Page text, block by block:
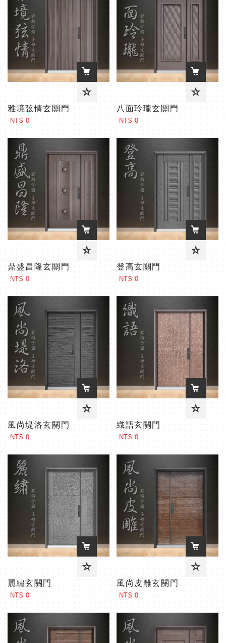
雅境弦情玄關門
NT$ 0
八面玲瓏玄關門
NT$ 0
鼎盛昌隆玄關門
NT$ 0
登高玄關門
NT$ 0
風尚堤洛玄關門
NT$ 0
織語玄關門
NT$ 0
麗繡玄關門
NT$ 0
風尚皮雕玄關門
NT$ 0